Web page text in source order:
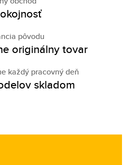
pôvodu
originálny tovar
každý pracovný deň
skladom